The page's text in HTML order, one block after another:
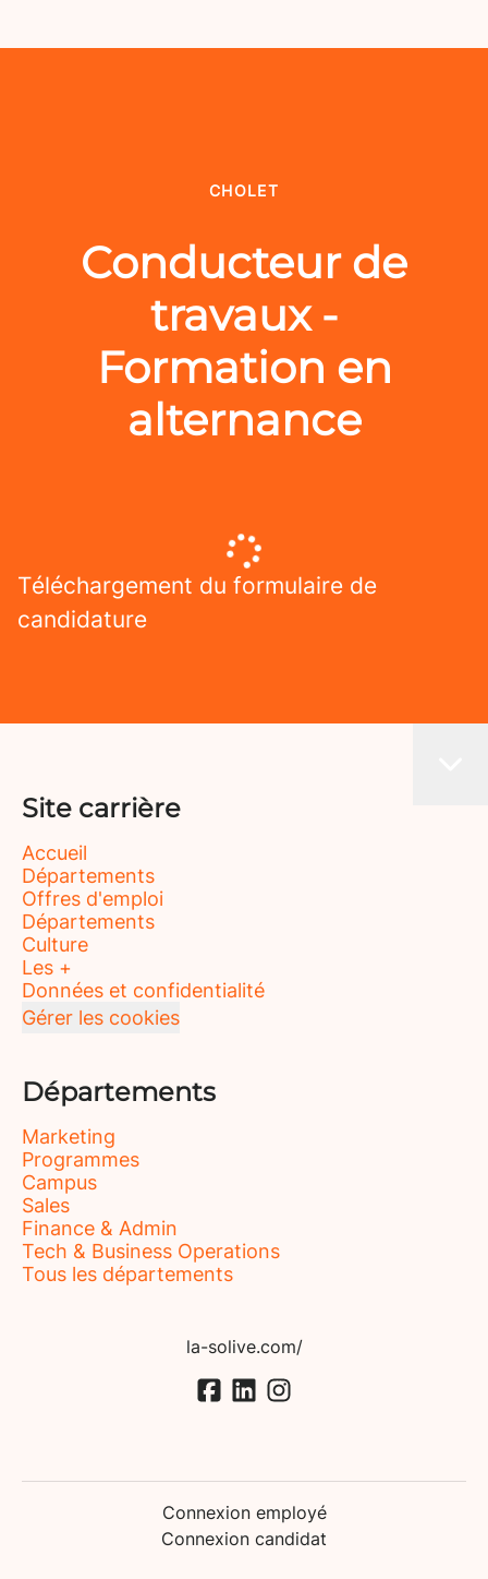
CHOLET
Conducteur de
travaux -
Formation en
alternance
Téléchargement du formulaire de
candidature
Site carrière
Accueil
Départements
Offres d'emploi
Départements
Culture
Les +
Données et confidentialité
Gérer les cookies
Départements
Marketing
Programmes
Campus
Sales
Finance & Admin
Tech & Business Operations
Tous les départements
la-solive.com/
Connexion employé
Connexion candidat